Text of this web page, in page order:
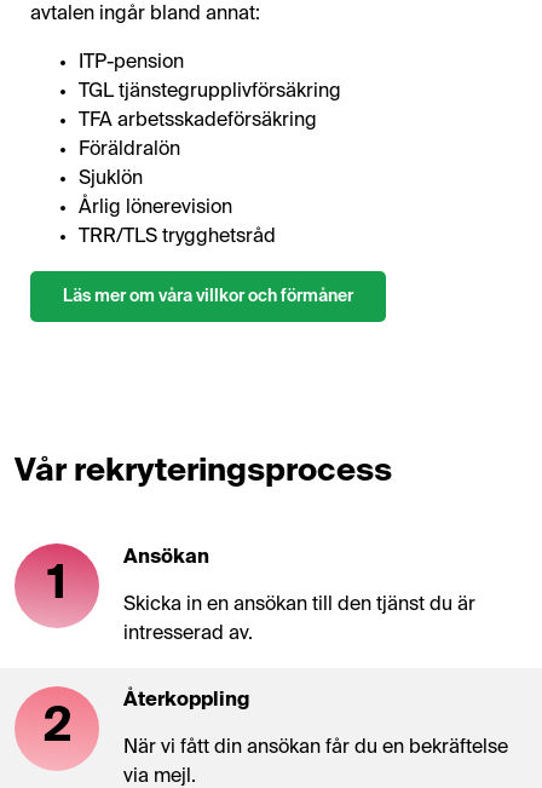
avtalen ingår bland annat:
ITP-pension
TGL tjänstegrupplivförsäkring
TFA arbetsskadeförsäkring
Föräldralön
Sjuklön
Årlig lönerevision
TRR/TLS trygghetsråd
Läs mer om våra villkor och förmåner
Vår rekryteringsprocess
1
Ansökan
Skicka in en ansökan till den tjänst du är
intresserad av.
2
Återkoppling
När vi fått din ansökan får du en bekräftelse
via mejl.